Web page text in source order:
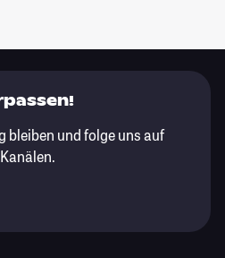
bleiben und folge uns auf